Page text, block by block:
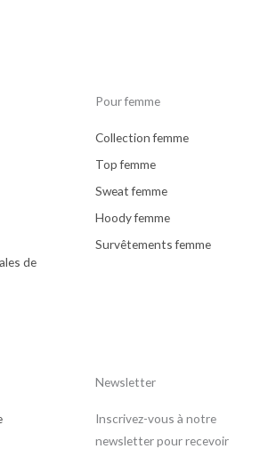
de
Pour femme
Collection femme
Top femme
Sweat femme
Hoody femme
Survêtements femme
Newsletter
Inscrivez-vous à notre
newsletter pour recevoir